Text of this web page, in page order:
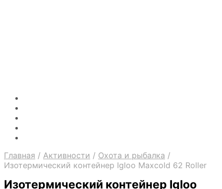
Главная / Активности / Охота и рыбалка /
Изотермический контейнер Igloo Maxcold 62 Roller
Изотермический контейнер Igloo